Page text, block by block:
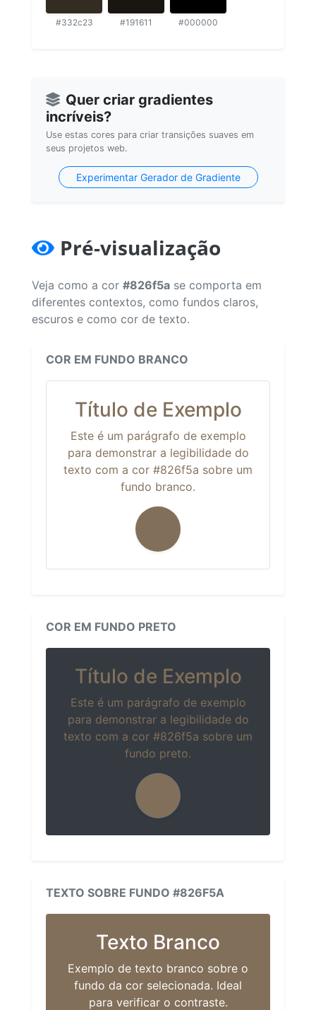
#332c23 #191611 #000000
Quer criar gradientes
incríveis?
Use estas cores para criar transições suaves em
seus projetos web.
Experimentar Gerador de Gradiente
Pré-visualização
Veja como a cor #826f5a se comporta em
diferentes contextos, como fundos claros,
escuros e como cor de texto.
COR EM FUNDO BRANCO
Título de Exemplo
Este é um parágrafo de exemplo
para demonstrar a legibilidade do
texto com a cor #826f5a sobre um
fundo branco.
COR EM FUNDO PRETO
Título de Exemplo
Este é um parágrafo de exemplo
para demonstrar a legibilidade do
texto com a cor #826f5a sobre um
fundo preto.
TEXTO SOBRE FUNDO #826F5A
Texto Branco
Exemplo de texto branco sobre o
fundo da cor selecionada. Ideal
para verificar o contraste.